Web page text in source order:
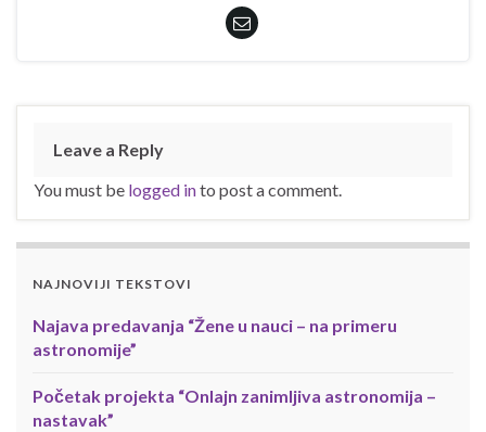
Leave a Reply
You must be logged into post a comment.
NAJNOVIJI TEKSTOVI
Najava predavanja “Žene u nauci – na primeru
astronomije”
Početak projekta “Onlajn zanimljiva astronomija –
nastavak”